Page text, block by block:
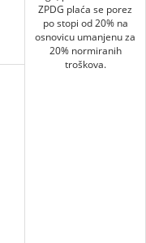
ZPDG plaća se porez
po stopi od 20% na
osnovicu umanjenu za
20% normiranih
troškova.